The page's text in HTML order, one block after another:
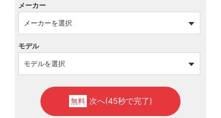
メーカー
モデル
無料 次へ(45秒で完了)